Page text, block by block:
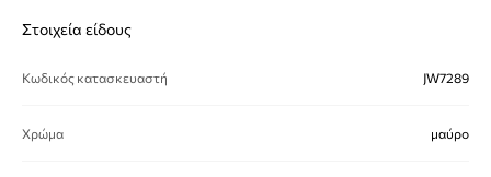
Στοιχεία είδους
Κωδικός κατασκευαστή JW7289
Χρώμα μαύρο